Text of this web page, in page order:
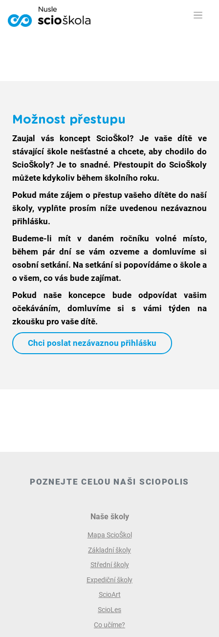
Možnost přestupu
Zaujal vás koncept ScioŠkol? Je vaše dítě ve
stávající škole nešťastné a chcete, aby chodilo do
ScioŠkoly? Je to snadné. Přestoupit do ScioŠkoly
můžete kdykoliv během školního roku.
Pokud máte zájem o přestup vašeho dítěte do naší
školy, vyplňte prosím níže uvedenou nezávaznou
přihlášku.
Budeme-li mít v daném ročníku volné místo,
během pár dní se vám ozveme a domluvíme si
osobní setkání. Na setkání si popovídáme o škole a
o všem, co vás bude zajímat.
Pokud naše koncepce bude odpovídat vašim
očekáváním, domluvíme si s vámi týden na
zkoušku pro vaše dítě.
Chci poslat nezávaznou přihlášku
POZNEJTE CELOU NAŠI SCIOPOLIS
Naše školy
Mapa ScioŠkol
Základní školy
Střední školy
Expediční školy
ScioArt
ScioLes
Co učíme?